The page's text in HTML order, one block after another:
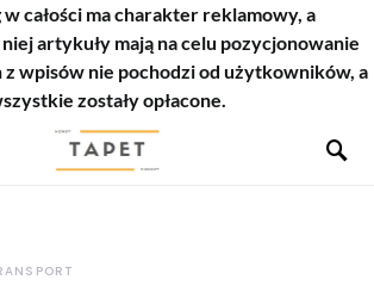
całości ma charakter reklamowy, a
artykuły mają na celu pozycjonowanie
wpisów nie pochodzi od użytkowników, a
zostały opłacone.